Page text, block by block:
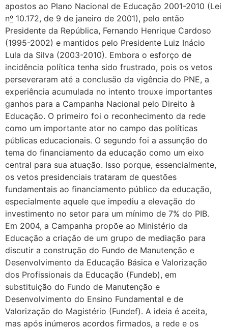
apostos ao Plano Nacional de Educação 2001-2010 (Lei
nº 10.172, de 9 de janeiro de 2001), pelo então
Presidente da República, Fernando Henrique Cardoso
(1995-2002) e mantidos pelo Presidente Luiz Inácio
Lula da Silva (2003-2010). Embora o esforço de
incidência política tenha sido frustrado, pois os vetos
perseveraram até a conclusão da vigência do PNE, a
experiência acumulada no intento trouxe importantes
ganhos para a Campanha Nacional pelo Direito à
Educação. O primeiro foi o reconhecimento da rede
como um importante ator no campo das políticas
públicas educacionais. O segundo foi a assunção do
tema do financiamento da educação como um eixo
central para sua atuação. Isso porque, essencialmente,
os vetos presidenciais trataram de questões
fundamentais ao financiamento público da educação,
especialmente aquele que impediu a elevação do
investimento no setor para um mínimo de 7% do PIB.
Em 2004, a Campanha propõe ao Ministério da
Educação a criação de um grupo de mediação para
discutir a construção do Fundo de Manutenção e
Desenvolvimento da Educação Básica e Valorização
dos Profissionais da Educação (Fundeb), em
substituição do Fundo de Manutenção e
Desenvolvimento do Ensino Fundamental e de
Valorização do Magistério (Fundef). A ideia é aceita,
mas após inúmeros acordos firmados, a rede e os